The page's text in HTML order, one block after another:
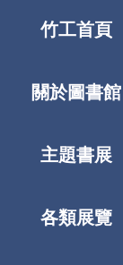
竹工首頁
關於圖書館
主題書展
各類展覽